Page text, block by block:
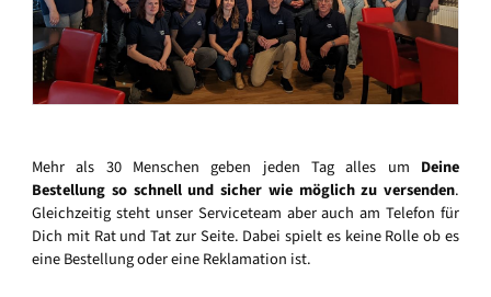
Mehr als 30 Menschen geben jeden Tag alles um Deine
Bestellung so schnell und sicher wie möglich zu versenden.
Gleichzeitig steht unser Serviceteam aber auch am Telefon für
Dich mit Rat und Tat zur Seite. Dabei spielt es keine Rolle ob es
eine Bestellung oder eine Reklamation ist.